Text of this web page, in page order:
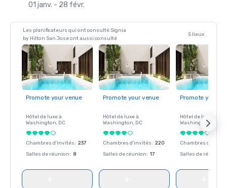
01 janv. - 28 févr.
Les planificateurs qui ont consulté Signia
by Hilton San Jose ont aussi consulté
5 lieux
Promote your venue
Hôtel de luxe à
Washington, DC
Chambres d'invités: 237
Salles de réunion: 8
Promote your venue
Hôtel de luxe à
Washington, DC
Chambres d'invités: 220
Salles de réunion: 17
Promote your
Hôtel de luxe à
Washington
Chambres
Salles de réunion